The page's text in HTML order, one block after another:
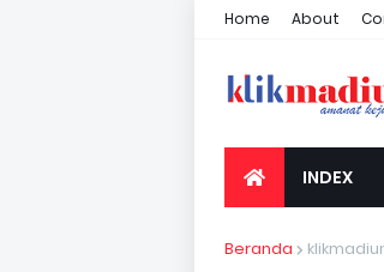
Home About
INDEX
Beranda